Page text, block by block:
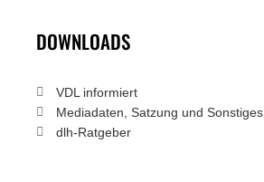
DOWNLOADS
VDL informiert
Mediadaten, Satzung und Sonstiges
dlh-Ratgeber